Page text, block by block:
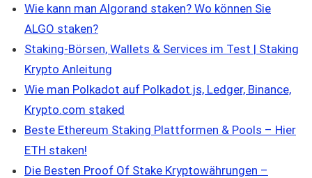
Wie kann man Algorand staken? Wo können Sie
ALGO staken?
Staking-Börsen, Wallets & Services im Test | Staking
Krypto Anleitung
Wie man Polkadot auf Polkadot.js, Ledger, Binance,
Krypto.com staked
Beste Ethereum Staking Plattformen & Pools – Hier
ETH staken!
Die Besten Proof Of Stake Kryptowährungen –